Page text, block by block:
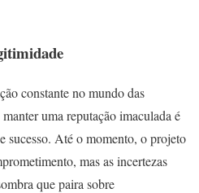
constante no mundo das
uma reputação imaculada é
sucesso. Até o momento, o projeto
mas as incertezas
que paira sobre